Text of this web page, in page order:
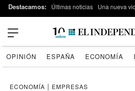
Destacamos: Últimas noticias Una nueva
OPINIÓN ESPAÑA ECONOMÍA
ECONOMÍA | EMPRESAS